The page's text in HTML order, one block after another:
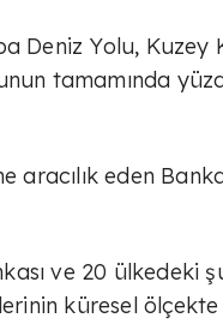
Deniz Yolu, Kuzey
tamamında
aracılık eden
ve 20 ülkedeki
küresel